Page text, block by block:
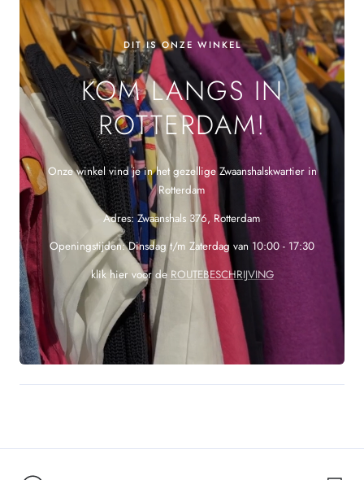
DIT IS ONZE WINKEL
KOM LANGS IN
ROTTERDAM!
Onze winkel vind je in het gezellige Zwaanshalskwartier in
Rotterdam
Adres: Zwaanshals 376, Rotterdam
Openingstijden: Dinsdag t/m Zaterdag van 10:00 - 17:30
klik hier voor de ROUTEBESCHRIJVING